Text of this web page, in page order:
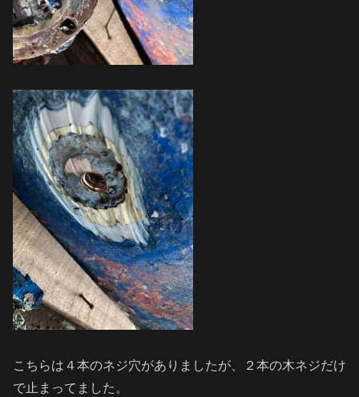
こちらは４本のネジ穴がありましたが、２本の木ネジだけ
で止まってました。